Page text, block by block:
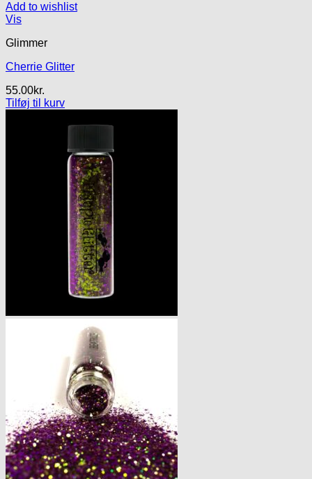
Add to wishlist
Vis
Glimmer
Cherrie Glitter
55.00kr.
Tilføj til kurv